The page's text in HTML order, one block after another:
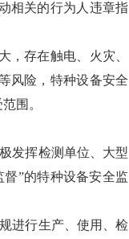
相关的行为人违章指
，存在触电、火灾、
风险，特种设备安全
围。
发挥检测单位、大型
”的特种设备安全监
进行生产、使用、检